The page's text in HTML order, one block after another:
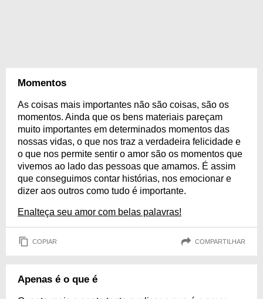
Momentos
As coisas mais importantes não são coisas, são os
momentos. Ainda que os bens materiais pareçam
muito importantes em determinados momentos das
nossas vidas, o que nos traz a verdadeira felicidade e
o que nos permite sentir o amor são os momentos que
vivemos ao lado das pessoas que amamos. É assim
que conseguimos contar histórias, nos emocionar e
dizer aos outros como tudo é importante.
Enalteça seu amor com belas palavras!
COPIAR COMPARTILHAR
Apenas é o que é